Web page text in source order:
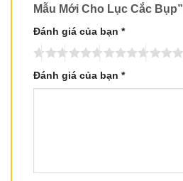
Mẫu Mới Cho Lục Cắc Bụp”
Đánh giá của bạn *
Đánh giá của bạn *